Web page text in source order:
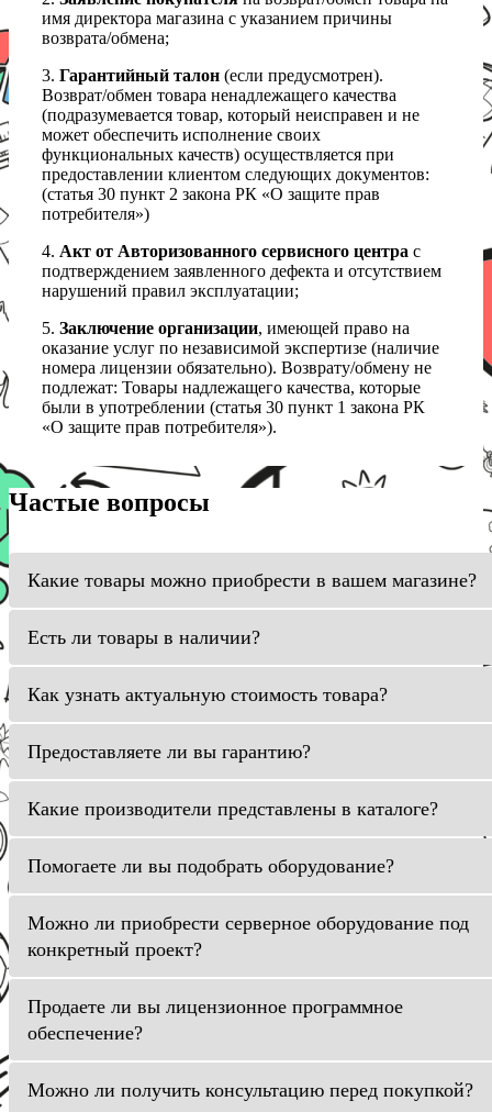
имя директора магазина с указанием причины
возврата/обмена;
3. Гарантийный талон (если предусмотрен).
Возврат/обмен товара ненадлежащего качества
(подразумевается товар, который неисправен и не
может обеспечить исполнение своих
функциональных качеств) осуществляется при
предоставлении клиентом следующих документов:
(статья 30 пункт 2 закона РК «О защите прав
потребителя»)
4. Акт от Авторизованного сервисного центра с
подтверждением заявленного дефекта и отсутствием
нарушений правил эксплуатации;
5. Заключение организации, имеющей право на
оказание услуг по независимой экспертизе (наличие
номера лицензии обязательно). Возврату/обмену не
подлежат: Товары надлежащего качества, которые
были в употреблении (статья 30 пункт 1 закона РК
«О защите прав потребителя»).
Частые вопросы
Какие товары можно приобрести в вашем магазине?
Есть ли товары в наличии?
Как узнать актуальную стоимость товара?
Предоставляете ли вы гарантию?
Какие производители представлены в каталоге?
Помогаете ли вы подобрать оборудование?
Можно ли приобрести серверное оборудование под
конкретный проект?
Продаете ли вы лицензионное программное
обеспечение?
Можно ли получить консультацию перед покупкой?